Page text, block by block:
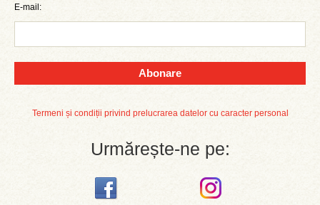
E-mail:
Abonare
Termeni și condiții privind prelucrarea datelor cu caracter personal
Urmărește-ne pe: